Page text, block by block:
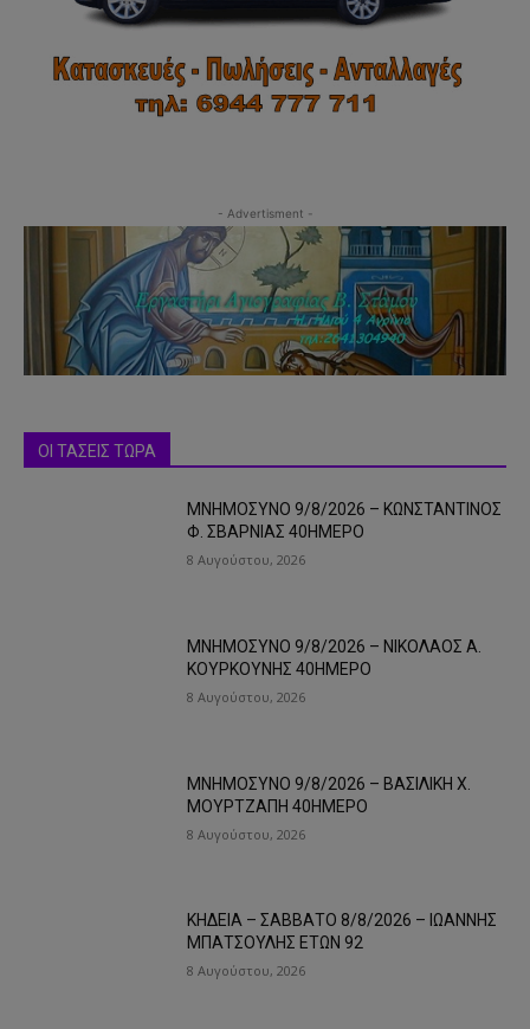
- Advertisment -
ΟΙ ΤΑΣΕΙΣ ΤΩΡΑ
ΜΝΗΜΟΣΥΝΟ 9/8/2026 – ΚΩΝΣΤΑΝΤΙΝΟΣ
Φ. ΣΒΑΡΝΙΑΣ 40ΗΜΕΡΟ
8 Αυγούστου, 2026
ΜΝΗΜΟΣΥΝΟ 9/8/2026 – ΝΙΚΟΛΑΟΣ Α.
ΚΟΥΡΚΟΥΝΗΣ 40ΗΜΕΡΟ
8 Αυγούστου, 2026
ΜΝΗΜΟΣΥΝΟ 9/8/2026 – ΒΑΣΙΛΙΚΗ Χ.
ΜΟΥΡΤΖΑΠΗ 40ΗΜΕΡΟ
8 Αυγούστου, 2026
ΚΗΔΕΙΑ – ΣΑΒΒΑΤΟ 8/8/2026 – ΙΩΑΝΝΗΣ
ΜΠΑΤΣΟΥΛΗΣ ΕΤΩΝ 92
8 Αυγούστου, 2026